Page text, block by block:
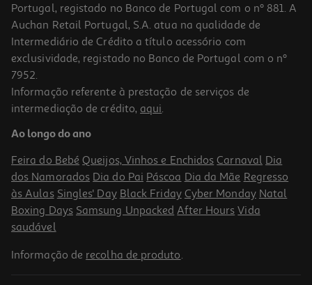
Bebida Vegetal Pleno Aveia 1l
1.79 €/Lt
1,79 €
Portugal, registado no Banco de Portugal com o nº 881. A
Auchan Retail Portugal, S.A. atua na qualidade de
Intermediário de Crédito a título acessório com
exclusividade, registado no Banco de Portugal com o nº
7952.
Informação referente à prestação de serviços de
intermediação de crédito, aqui.
Ao longo do ano
Feira do Bebé Queijos, Vinhos e Enchidos Carnaval Dia
dos Namorados Dia do Pai Páscoa Dia da Mãe Regresso
às Aulas Singles' Day Black Friday Cyber Monday Natal
Boxing Days Samsung Unpacked After Hours Vida
saudável
Informação de recolha de produto.